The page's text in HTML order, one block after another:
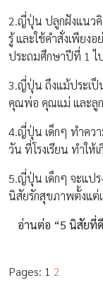
2.ญี่ปุ่น ปลูกฝังแนวคิ
รู้ และใช้คำสั่งเพียง
ประถมศึกษาปีที่ 1
3.ญี่ปุ่น ถึงแม้ประเป็
คุณพ่อ คุณแม่ และลูก
4.ญี่ปุ่น เด็กๆ ทำคว
วัน ที่โรงเรียน ทำให้
5.ญี่ปุ่น เด็กๆ จะแป
นิสัยรักสุขภาพตั้งแต่
อ่านต่อ “5 นิสัยที่
Pages: 1 2